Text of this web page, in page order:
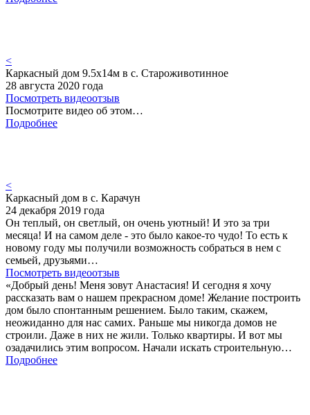
<
Каркасный дом 9.5х14м в с. Староживотинное
28 августа 2020 года
Посмотреть видеоотзыв
Посмотрите видео об этом…
Подробнее
<
Каркасный дом в с. Карачун
24 декабря 2019 года
Он теплый, он светлый, он очень уютный! И это за три
месяца! И на самом деле - это было какое-то чудо! То есть к
новому году мы получили возможность собраться в нем с
семьей, друзьями…
Посмотреть видеоотзыв
«Добрый день! Меня зовут Анастасия! И сегодня я хочу
рассказать вам о нашем прекрасном доме! Желание построить
дом было спонтанным решением. Было таким, скажем,
неожиданно для нас самих. Раньше мы никогда домов не
строили. Даже в них не жили. Только квартиры. И вот мы
озадачились этим вопросом. Начали искать строительную…
Подробнее